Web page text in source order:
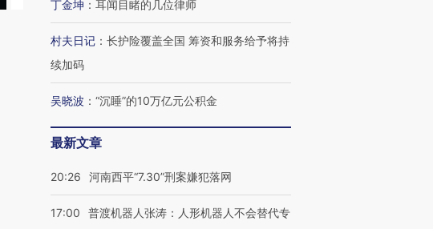
丁金坤 ： 耳闻目睹的几位律师
村夫日记 ： 长护险覆盖全国 筹资和服务给予将持
续加码
吴晓波 ： “沉睡”的10万亿元公积金
最新文章
20:26 河南西平“7.30”刑案嫌犯落网
17:00
普渡机器人张涛：人形机器人不会替代专